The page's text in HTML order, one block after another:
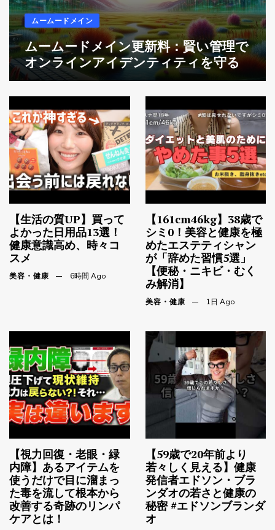
ムームードメイン
ムームードメイン更新料：賢い管理で
オンラインアイデンティティを守る
【生活の質UP】買って
よかった日用品13選！
健康意識高め、時々コ
スメ
美容・健康 6時間 Ago
【161cm46kg】38歳で
シミ0！美容と健康を極
めたエステティシャン
が「辞めた習慣5選」
【便秘・ニキビ・むく
み解消】
美容・健康 1日 Ago
【視力回復・老眼・緑
内障】あるアイテムを
使うだけで目に溜まっ
た毒を流して根本から
改善する奇跡のリンパ
ケアとは！
【59歳で20年前より
若々しく見える】健康
発信者エドソン・ブラ
ンダオの若さと健康の
秘密 #エドソンブランダ
オ